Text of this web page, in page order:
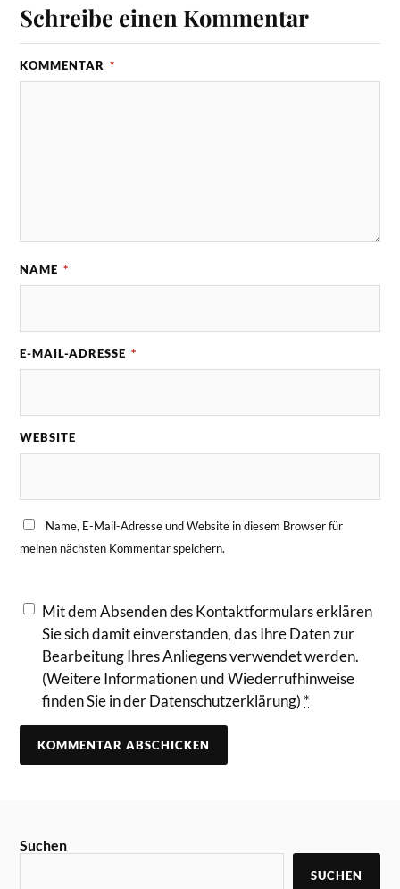
Schreibe einen Kommentar
KOMMENTAR *
NAME *
E-MAIL-ADRESSE *
WEBSITE
Name, E-Mail-Adresse und Website in diesem Browser für
meinen nächsten Kommentar speichern.
Mit dem Absenden des Kontaktformulars erklären
Sie sich damit einverstanden, das Ihre Daten zur
Bearbeitung Ihres Anliegens verwendet werden.
(Weitere Informationen und Wiederrufhinweise
finden Sie in der Datenschutzerklärung) *
Suchen
SUCHEN